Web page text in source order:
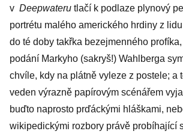
v Deepwateru tlačí k podlaze plynový
portrétu malého amerického hrdiny z
do té doby takřka bezejmenného
podání Markyho (sakryš!) Wahlberga
chvíle, kdy na plátně vyleze z postele; a
veden výrazně papírovým scénářem
buďto naprosto prďáckými hláškami,
wikipedickými rozbory právě probíhající